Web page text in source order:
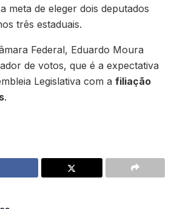
meta de eleger dois deputados
três estaduais.
Federal, Eduardo Moura
de votos, que é a expectativa
Legislativa com a filiação
.